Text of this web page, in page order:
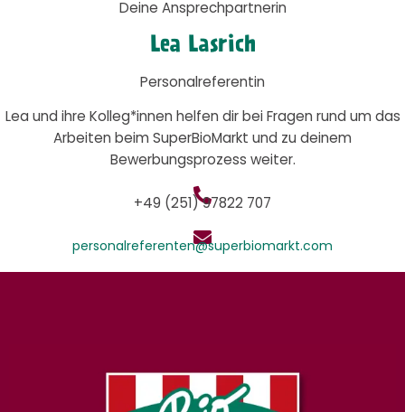
Deine Ansprechpartnerin
Lea Lasrich
Personalreferentin
Lea und ihre Kolleg*innen helfen dir bei Fragen rund um das
Arbeiten beim SuperBioMarkt und zu deinem
Bewerbungsprozess weiter.
+49 (251) 97822 707
personalreferenten@superbiomarkt.com